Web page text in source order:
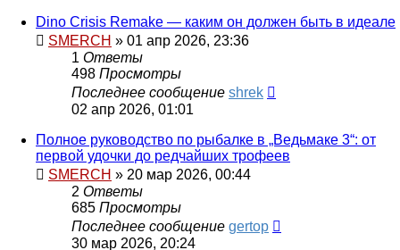
Dino Crisis Remake — каким он должен быть в идеале
SMERCH » 01 апр 2026, 23:36
1 Ответы
498 Просмотры
Последнее сообщение shrek
02 апр 2026, 01:01
Полное руководство по рыбалке в „Ведьмаке 3“: от
первой удочки до редчайших трофеев
SMERCH » 20 мар 2026, 00:44
2 Ответы
685 Просмотры
Последнее сообщение gertop
30 мар 2026, 20:24